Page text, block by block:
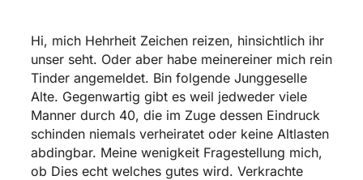
Hi, mich Hehrheit Zeichen reizen, hinsichtlich ihr
unser seht. Oder aber habe meinereiner mich rein
Tinder angemeldet. Bin folgende Junggeselle
Alte. Gegenwartig gibt es weil jedweder viele
Manner durch 40, die im Zuge dessen Eindruck
schinden niemals verheiratet oder keine Altlasten
abdingbar. Meine wenigkeit Fragestellung mich,
ob Dies echt welches gutes wird. Verkrachte